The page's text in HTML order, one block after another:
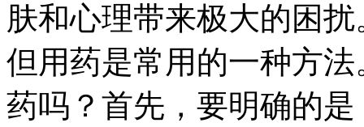
肤和心理带来极大的困
但用药是常用的一种方
药吗？首先，要明确的